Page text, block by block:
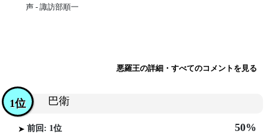
声 - 諏訪部順一
悪羅王の詳細・すべてのコメントを見る
巴衛
1位
前回: 1位 50%